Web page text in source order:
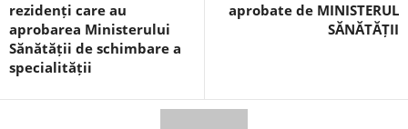
rezidenți care au
aprobarea Ministerului
Sănătății de schimbare a
specialității
aprobate de MINISTERUL
SĂNĂTĂȚII